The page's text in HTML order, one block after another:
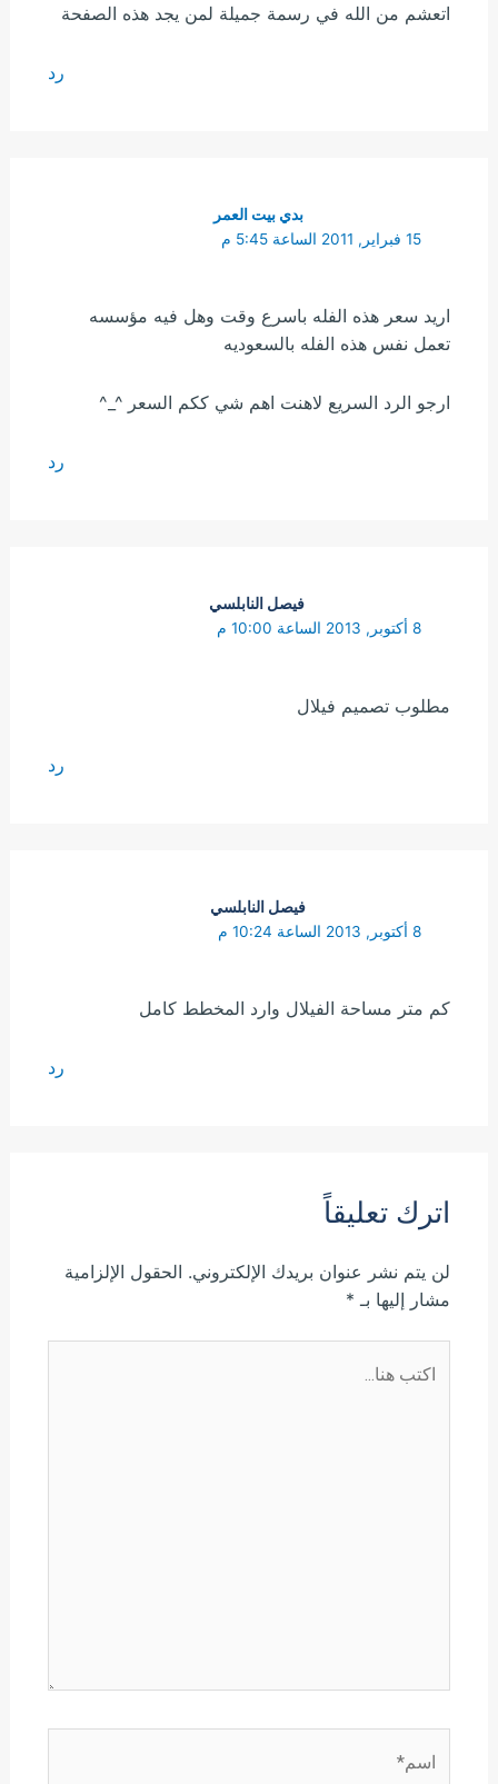
اتعشم من الله في رسمة جميلة لمن يجد هذه الصفحة
رد
بدي بيت العمر
15 فبراير, 2011 الساعة 5:45 م
اريد سعر هذه الفله باسرع وقت وهل فيه مؤسسه
تعمل نفس هذه الفله بالسعوديه
ارجو الرد السريع لاهنت اهم شي ككم السعر ^_^
رد
فيصل النابلسي
8 أكتوبر, 2013 الساعة 10:00 م
مطلوب تصميم فيلال
رد
فيصل النابلسي
8 أكتوبر, 2013 الساعة 10:24 م
كم متر مساحة الفيلال وارد المخطط كامل
رد
اترك تعليقاً
لن يتم نشر عنوان بريدك الإلكتروني. الحقول الإلزامية
مشار إليها بـ *
هنا...